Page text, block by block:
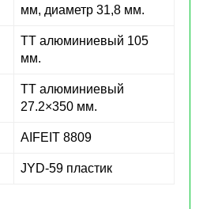
мм, диаметр 31,8 мм.
ТТ алюминиевый 105
мм.
ТТ алюминиевый
27.2×350 мм.
AIFEIT 8809
JYD-59 пластик